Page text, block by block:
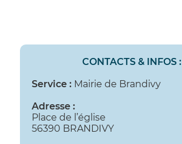
CONTACTS & INFOS :
Service : Mairie de Brandivy
Adresse :
Place de l’église
56390 BRANDIVY